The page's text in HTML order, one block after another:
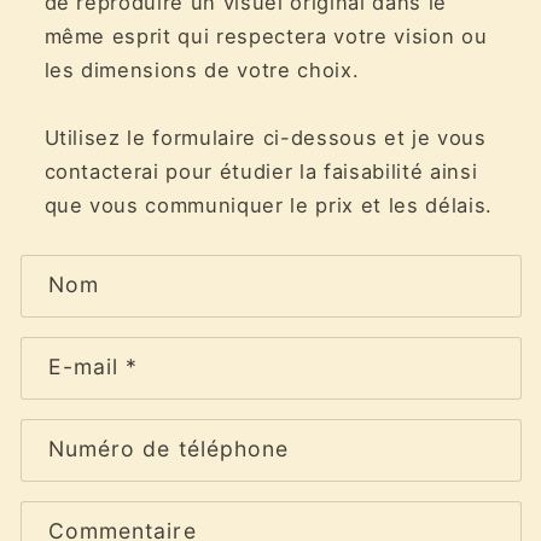
même esprit qui respectera votre vision ou
les dimensions de votre choix.
Utilisez le formulaire ci-dessous et je vous
contacterai pour étudier la faisabilité ainsi
que vous communiquer le prix et les délais.
r
u
i
Nom
E-mail *
Numéro de téléphone
Commentaire